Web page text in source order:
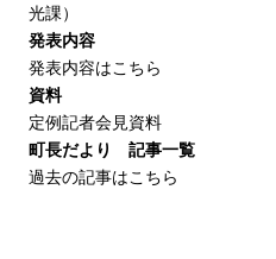
光課）
発表内容
発表内容はこちら
資料
定例記者会見資料
町長だより 記事一覧
過去の記事はこちら